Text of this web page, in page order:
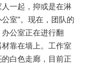
一起，抑或是在淋
室”。现在，团队的
公室正在进行翻
靠在墙上。工作室
白色走廊，目前正